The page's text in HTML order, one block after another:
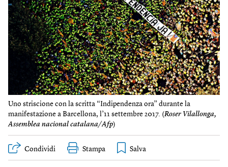
Uno striscione con la scritta “Indipendenza ora” durante la
manifestazione a Barcellona, l’11 settembre 2017. (Roser Vilallonga,
Assemblea nacional catalana/Afp)
Condividi Stampa